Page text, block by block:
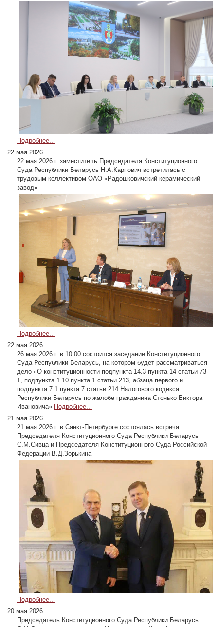
Подробнее...
22 мая 2026
22 мая 2026 г. заместитель Председателя Конституционного
Суда Республики Беларусь Н.А.Карпович встретилась с
трудовым коллективом ОАО «Радошковичский керамический
завод»
Подробнее...
22 мая 2026
26 мая 2026 г. в 10.00 состоится заседание Конституционного
Суда Республики Беларусь, на котором будет рассматриваться
дело «О конституционности подпункта 14.3 пункта 14 статьи 73-
1, подпункта 1.10 пункта 1 статьи 213, абзаца первого и
подпункта 7.1 пункта 7 статьи 214 Налогового кодекса
Республики Беларусь по жалобе гражданина Стонько Виктора
Ивановича» Подробнее...
21 мая 2026
21 мая 2026 г. в Санкт-Петербурге состоялась встреча
Председателя Конституционного Суда Республики Беларусь
С.М.Сивца и Председателя Конституционного Суда Российской
Федерации В.Д.Зорькина
Подробнее...
20 мая 2026
Председатель Конституционного Суда Республики Беларусь